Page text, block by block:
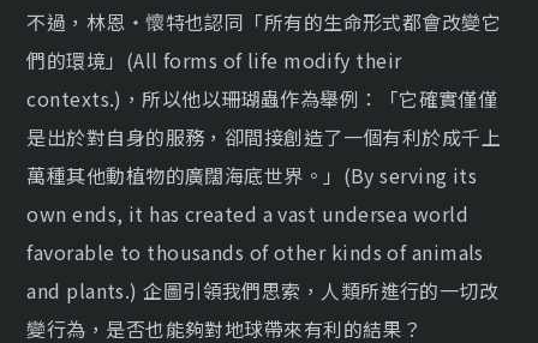
不過，林恩・懷特也認同「所有的生命形式都會改變它
們的環境」(All forms of life modify their
contexts.)，所以他以珊瑚蟲作為舉例：「它確實僅僅
是出於對自身的服務，卻間接創造了一個有利於成千上
萬種其他動植物的廣闊海底世界。」(By serving its
own ends, it has created a vast undersea world
favorable to thousands of other kinds of animals
and plants.) 企圖引領我們思索，人類所進行的一切改
變行為，是否也能夠對地球帶來有利的結果？